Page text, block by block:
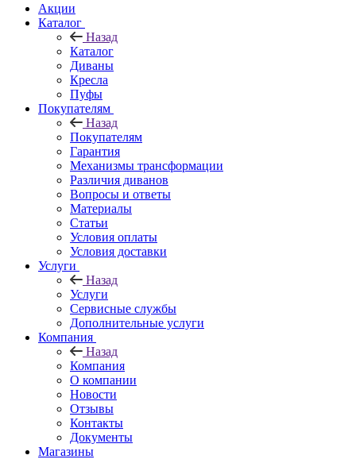
Акции
Каталог
Назад
Каталог
Диваны
Кресла
Пуфы
Покупателям
Назад
Покупателям
Гарантия
Механизмы трансформации
Различия диванов
Вопросы и ответы
Материалы
Статьи
Условия оплаты
Условия доставки
Услуги
Назад
Услуги
Сервисные службы
Дополнительные услуги
Компания
Назад
Компания
О компании
Новости
Отзывы
Контакты
Документы
Магазины